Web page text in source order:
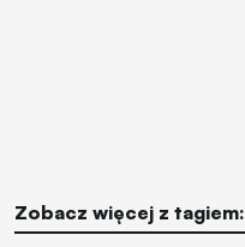
Zobacz więcej z tagiem: